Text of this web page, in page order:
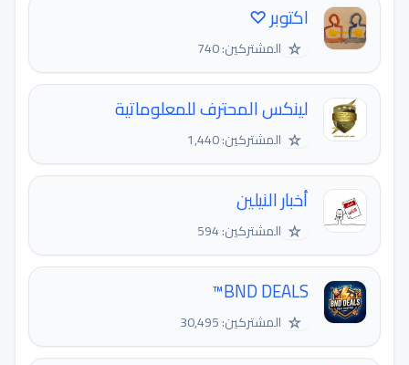
اكتوبر ♡
☆ المشتركين: 740
لينكس المحترف للمعلوماتية
☆ المشتركين: 1,440
أخبار النيلين
☆ المشتركين: 594
BND DEALS™
☆ المشتركين: 30,495